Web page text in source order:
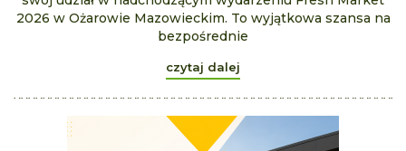
2026 w Ożarowie Mazowieckim. To wyjątkowa szansa na
bezpośrednie
czytaj dalej